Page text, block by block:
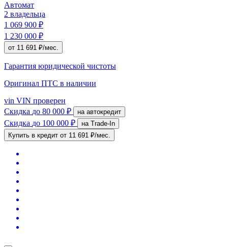
Автомат
2 владельца
1 069 900 ₽
1 230 000 ₽
от 11 691 ₽/мес.
Гарантия юридической чистоты
Оригинал ПТС в наличии
vin VIN проверен
Скидка до 80 000 ₽ на автокредит
Скидка до 100 000 ₽
на Trade-In
Купить в кредит от 11 691 ₽/мес.